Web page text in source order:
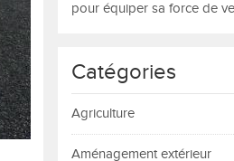
pour équiper sa force de
Catégories
Agriculture
Aménagement extérieur